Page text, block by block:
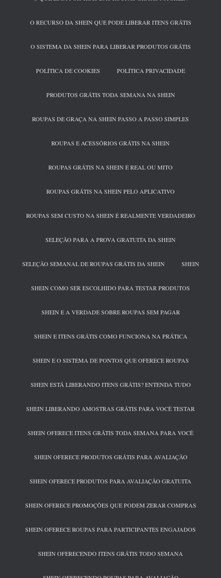
O RECURSO DA SHEIN QUE PODE LIBERAR ITENS GRÁTIS
O SISTEMA DA SHEIN PARA LIBERAR PRODUTOS GRÁTIS
POLÍTICA DE COOKIES POLÍTICA PRIVACIDADE
PRODUTOS GRÁTIS TODA SEMANA NA SHEIN
ROUPAS DE GRAÇA NA SHEIN PASSO A PASSO SIMPLES
ROUPAS E ACESSÓRIOS GRÁTIS NA SHEIN
ROUPAS GRÁTIS NA SHEIN É REAL OU MITO
ROUPAS GRÁTIS NA SHEIN PELO APLICATIVO
ROUPAS SEM CUSTO NA SHEIN É REALMENTE VERDADEIRO
SELEÇÃO PARA A PROVA GRATUITA DA SHEIN
SELEÇÃO SEMANAL DE ROUPAS GRÁTIS DA SHEIN SHEIN
SHEIN COMO SER ESCOLHIDO PARA TESTAR PRODUTOS
SHEIN E A VERDADE SOBRE ROUPAS SEM PAGAR
SHEIN E ITENS GRÁTIS COMO FUNCIONA NA PRÁTICA
SHEIN E O SISTEMA DE PONTOS QUE OFERECE ROUPAS
SHEIN ESTÁ LIBERANDO ITENS GRÁTIS? ENTENDA TUDO
SHEIN LIBERANDO AMOSTRAS GRÁTIS PARA VOCÊ TESTAR
SHEIN OFERECE ITENS GRÁTIS TODA SEMANA PARA VOCÊ
SHEIN OFERECE PRODUTOS GRÁTIS PARA AVALIAÇÃO
SHEIN OFERECE PRODUTOS PARA AVALIAÇÃO GRATUITA
SHEIN OFERECE PROMOÇÕES QUE PODEM ZERAR COMPRAS
SHEIN OFERECE ROUPAS PARA PARTICIPANTES ENGAJADOS
SHEIN OFERECENDO ITENS GRÁTIS TODO SEMANA